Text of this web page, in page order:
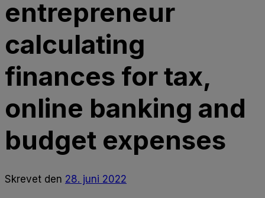
entrepreneur
calculating
finances for tax,
online banking and
budget expenses
Skrevet den 28. juni 2022